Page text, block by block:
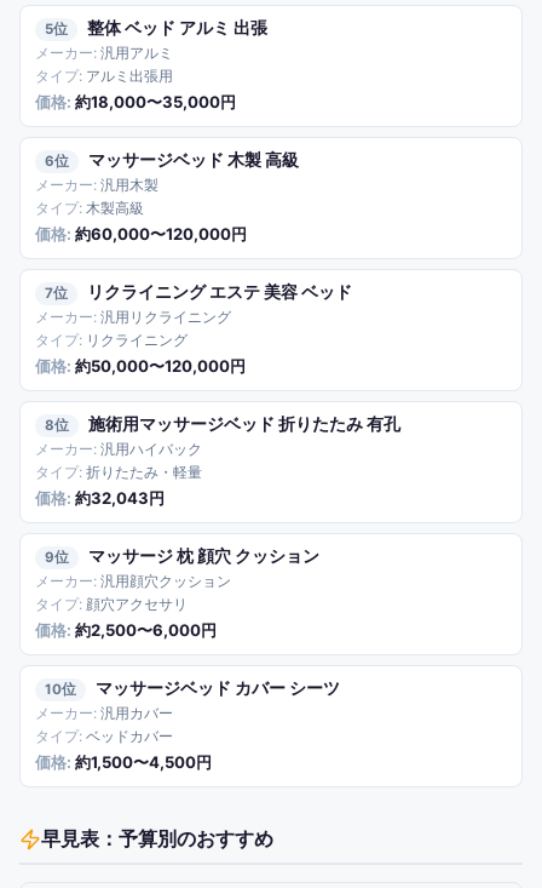
5 整体 ベッド アルミ 出張
汎用アルミ
アルミ出張用
約18,000〜35,000円
6 マッサージベッド 木製 高級
汎用木製
木製高級
約60,000〜120,000円
7 リクライニング エステ 美容 ベッド
汎用リクライニング
リクライニング
約50,000〜120,000円
8 施術用マッサージベッド 折りたたみ 有孔
汎用ハイバック
折りたたみ・軽量
約32,043円
9 マッサージ 枕 顔穴 クッション
汎用顔穴クッション
顔穴アクセサリ
約2,500〜6,000円
10 マッサージベッド カバー シーツ
汎用カバー
ベッドカバー
約1,500〜4,500円
早見表：予算別のおすすめ